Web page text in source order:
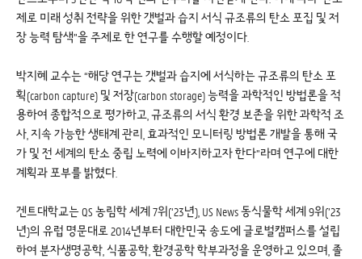
제로 미래 성취 전략을 위한 갯벌과 습지 서식 규조류의 탄소 포집 및 저
장 능력 탐색”을 주제로 한 연구를 수행할 예정이다.
박지혜 교수는 “해당 연구는 갯벌과 습지에 서식하는 규조류의 탄소 포
획(carbon capture) 및 저장(carbon storage) 능력을 과학적인 방법론을 적
용하여 종합적으로 평가하고, 규조류의 서식 환경 보존을 위한 과학적 조
사, 지속 가능한 생태계 관리, 효과적인 모니터링 방법론 개발을 통해 국
가 및 전 세계의 탄소 중립 노력에 이바지하고자 한다”라며 연구에 대한
계획과 포부를 밝혔다.
겐트대학교는 QS 농림학 세계 7위(‘23년), US News 동식물학 세계 9위(’23
년)의 유럽 명문대로 2014년부터 대한민국 송도에 글로벌캠퍼스를 설립
하여 분자생명공학, 식품공학, 환경공학 학부과정을 운영하고 있으며, 졸